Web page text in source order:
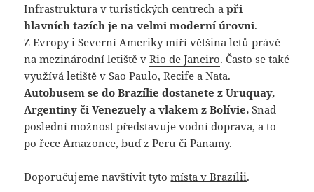
Infrastruktura v turistických centrech apři
hlavních tazích je na velmi moderní úrovni.
Z Evropy i Severní Ameriky míří většina letů právě
na mezinárodní letiště vRio de Janeiro. Často se také
využívá letiště vSao Paulo,Recife a Nata.
Autobusem se do Brazílie dostanete z Uruquay,
Argentiny či Venezuely a vlakem z Bolívie. Snad
poslední možnost představuje vodní doprava, a to
po řece Amazonce, buď z Peru či Panamy.
Doporučujeme navštívit tytomísta v Brazílii.